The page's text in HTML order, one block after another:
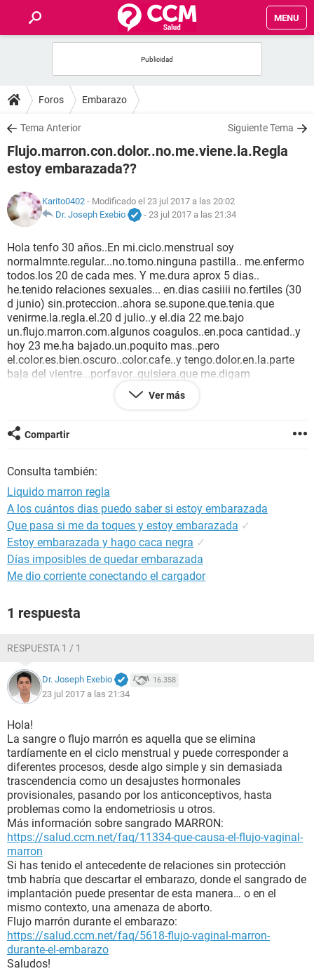
MENU
FOROS
SALUD
FAMILIA
NUTRICIÓN
SEXUALIDAD
GLOSARIO
Foros Embarazo
Tema Anterior Siguiente Tema
Flujo.marron.con.dolor..no.me.viene.la.Regla
estoy embarazada??
Karito0402 - Modificado el 23 jul 2017 a las 20:02
Dr. Joseph Exebio
- 23 jul 2017 a las 21:34
Hola tenfo 30 años..En mi.ciclo.menstrual soy
normalmnte.regular...no.tomo.ninguna pastilla.. me.enfermo
todos.los 20 de cada mes. Y me.dura aprox 5 dias..
he.tenido relaciones sexuales... en.dias casiiii no.fertiles (30
d junio) sin.proteccion..ahora se.supone.que.tenia.que
venirme.la.regla.el.20 d julio..y el.dia 22 me.bajo
un.flujo.marron.com.algunos coagulos..en.poca cantidad..y
hoy 23 me.ha bajado.un.poquito mas..pero
el.color.es.bien.oscuro..color.cafe..y tengo.dolor.en.la.parte
baja del vientre...porfavor..quisiera.que me.digam
embarazada..o.es.un.aborto.involuntario..o.ya.meviene.la.re
a.un.ginecologo.???..ayudenme.porfavor
Ver más
Compartir
Consulta también:
Liquido marron regla
A los cuántos dias puedo saber si estoy embarazada
Que pasa si me da toques y estoy embarazada ✓
Estoy embarazada y hago caca negra ✓
Días imposibles de quedar embarazada
Me dio corriente conectando el cargador
1 respuesta
RESPUESTA 1 / 1
Dr. Joseph Exebio 16.358
23 jul 2017 a las 21:34
Hola!
La sangre o flujo marrón es aquella que se elimina
tardíamente en el ciclo menstrual y puede corresponder a
diferentes procesos, desde algo simple y sin demasiada
trascendencia como un desajustes hormonales
provisionales, pasando por los anticonceptivos, hasta
problemas como la endometriosis u otros.
Más información sobre sangrado MARRON:
https://salud.ccm.net/faq/11334-que-causa-el-flujo-vaginal-
marron
Si has tenido el antecedente de relaciones sin protección
tmb habría que descartar el embarazo, donde el sangrado de
implantación puede presentar de esta manera… o en el
mismo contexto, una amenaza de aborto.
Flujo marrón durante el embarazo:
https://salud.ccm.net/faq/5618-flujo-vaginal-marron-
durante-el-embarazo
Saludos!